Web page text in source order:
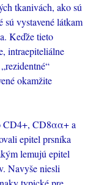
tkanivách, ako sú
sú vystavené látkam
Keďže tieto
intraepiteliálne
okamžite
CD4+, CD8αα+ a
epitel prsníka
lemujú epitel
Navyše niesli